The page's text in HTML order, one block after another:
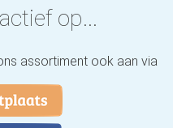
op...
assortiment ook aan via